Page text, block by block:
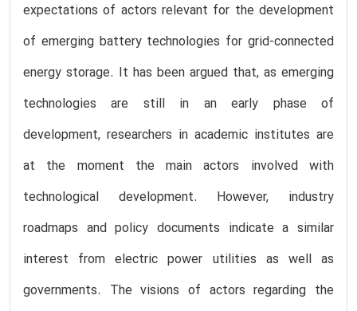
expectations of actors relevant for the development
of emerging battery technologies for grid-connected
energy storage. It has been argued that, as emerging
technologies are still in an early phase of
development, researchers in academic institutes are
at the moment the main actors involved with
technological development. However, industry
roadmaps and policy documents indicate a similar
interest from electric power utilities as well as
governments. The visions of actors regarding the